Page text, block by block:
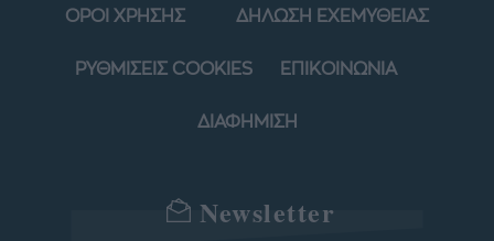
ΟΡΟΙ ΧΡΗΣΗΣ ΔΗΛΩΣΗ ΕΧΕΜΥΘΕΙΑΣ
ΡΥΘΜΙΣΕΙΣ COOKIES ΕΠΙΚΟΙΝΩΝΙΑ
ΔΙΑΦΗΜΙΣΗ
Newsletter